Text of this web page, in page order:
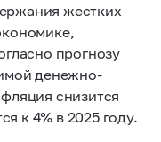
жестких
прогнозу
денежно-
снизится
к 4% в 2025 году.